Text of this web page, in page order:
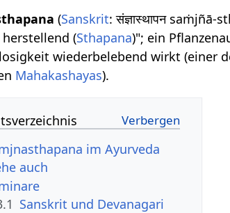
(Sanskrit: संज्ञास्थापन saṁjñā-
herstellend (Sthapana)"; ein
wiederbelebend wirkt (einer
Mahakashayas).
im Ayurveda
auch
Sanskrit und Devanagari